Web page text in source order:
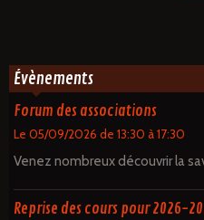
Évènements
Forum des associations
Le 05/09/2026 de 13:30 à 17:30
Venez nombreux découvrir la
Reprise des cours pour 2026-